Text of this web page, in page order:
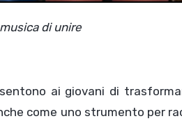
di unire
ai giovani di
come uno strumento per